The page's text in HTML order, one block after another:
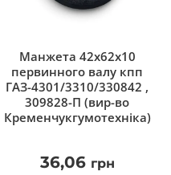
Манжета 42х62х10
первинного валу кпп
ГАЗ-4301/3310/330842 ,
309828-П (вир-во
Кременчукгумотехніка)
36,06 грн